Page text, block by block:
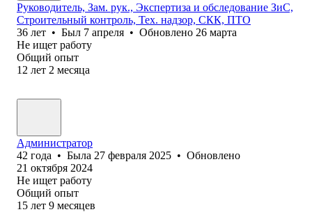
Руководитель, Зам. рук., Экспертиза и обследование ЗиС,
Строительный контроль, Тех. надзор, СКК, ПТО
36 лет • Был 7 апреля • Обновлено 26 марта
Не ищет работу
Общий опыт
12 лет 2 месяца
Администратор
42 года • Была 27 февраля 2025 • Обновлено
21 октября 2024
Не ищет работу
Общий опыт
15 лет 9 месяцев